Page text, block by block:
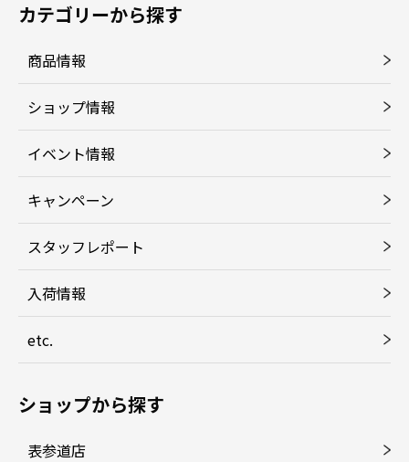
カテゴリーから探す
商品情報
ショップ情報
イベント情報
キャンペーン
スタッフレポート
入荷情報
etc.
ショップから探す
表参道店